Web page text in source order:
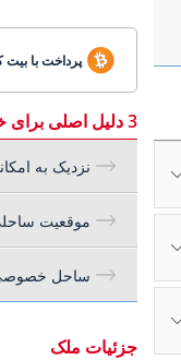
پرداخت با بیت
3 دلیل اصلی برای خرید
نزدیک به
موقعیت
ساحل
جزئیات ملک